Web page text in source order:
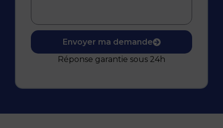
Envoyer ma demande
Réponse garantie sous 24h